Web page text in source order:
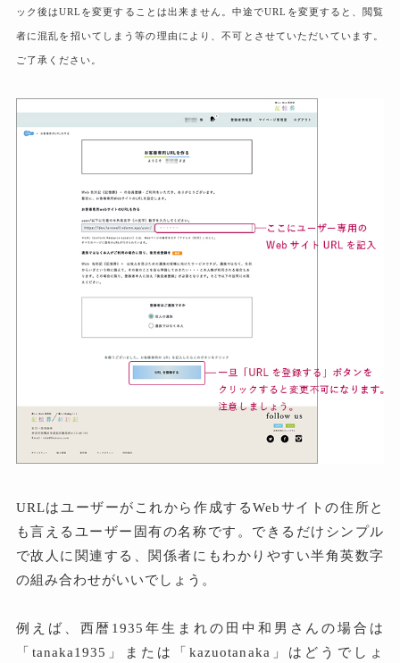
ック後はURLを変更することは出来ません。中途でURLを変更すると、閲覧
者に混乱を招いてしまう等の理由により、不可とさせていただいています。
ご了承ください。
URLはユーザーがこれから作成するWebサイトの住所と
も言えるユーザー固有の名称です。できるだけシンプル
で故人に関連する、関係者にもわかりやすい半角英数字
の組み合わせがいいでしょう。
例えば、西暦1935年生まれの田中和男さんの場合は
「tanaka1935」または「kazuotanaka」はどうでしょ